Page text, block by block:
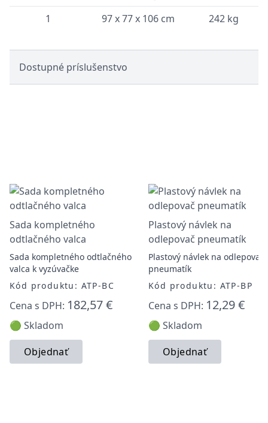
1
97 x 77 x 106 cm 242 kg
Dostupné príslušenstvo
Sada kompletného
odtlačného valca
Sada kompletného odtlačného
valca k vyzúvačke
Kód produktu: ATP-BC
Cena s DPH: 182,57 €
🟢 Skladom
Objednať
Plastový návlek na
odlepovač pneumatík
Plastový návlek na odlepovač
pneumatík
Kód produktu: ATP-BP
Cena s DPH: 12,29 €
🟢 Skladom
Objednať